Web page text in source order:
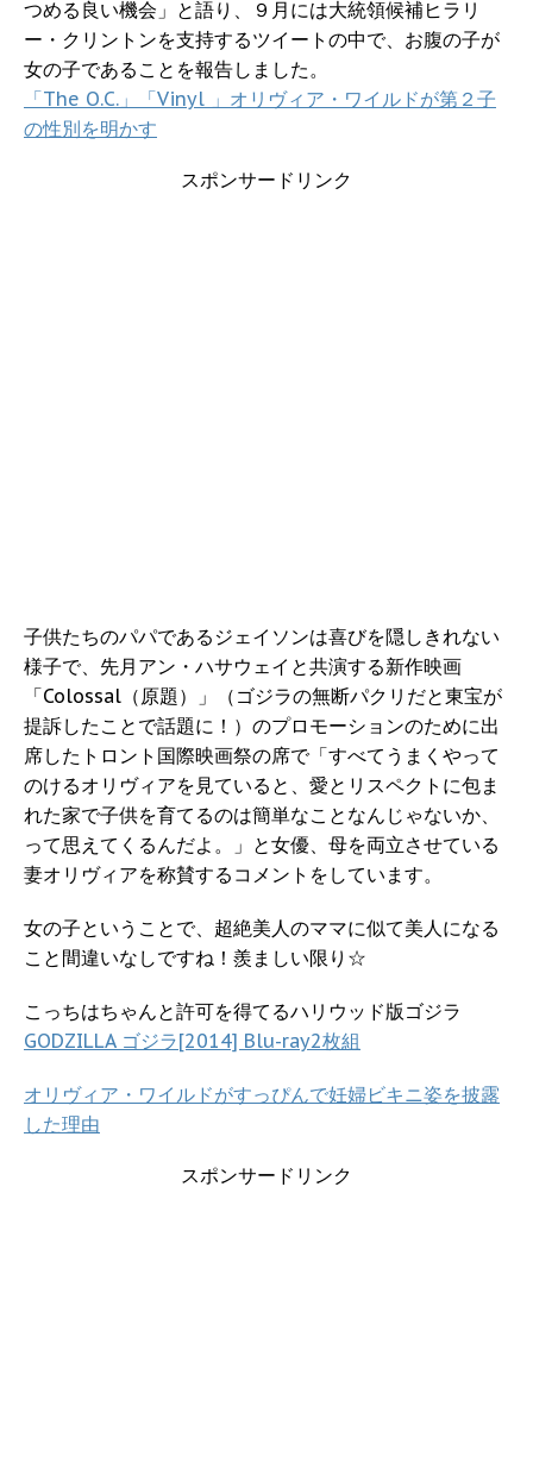
つめる良い機会」と語り、９月には大統領候補ヒラリ
ー・クリントンを支持するツイートの中で、お腹の子が
女の子であることを報告しました。
「The O.C.」「Vinyl 」オリヴィア・ワイルドが第２子
の性別を明かす
スポンサードリンク
子供たちのパパであるジェイソンは喜びを隠しきれない
様子で、先月アン・ハサウェイと共演する新作映画
「Colossal（原題）」（ゴジラの無断パクリだと東宝が
提訴したことで話題に！）のプロモーションのために出
席したトロント国際映画祭の席で「すべてうまくやって
のけるオリヴィアを見ていると、愛とリスペクトに包ま
れた家で子供を育てるのは簡単なことなんじゃないか、
って思えてくるんだよ。」と女優、母を両立させている
妻オリヴィアを称賛するコメントをしています。
女の子ということで、超絶美人のママに似て美人になる
こと間違いなしですね！羨ましい限り☆
こっちはちゃんと許可を得てるハリウッド版ゴジラ
GODZILLA ゴジラ[2014] Blu-ray2枚組
オリヴィア・ワイルドがすっぴんで妊婦ビキニ姿を披露
した理由
スポンサードリンク